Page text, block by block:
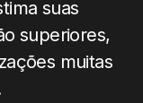
suas
superiores,
muitas